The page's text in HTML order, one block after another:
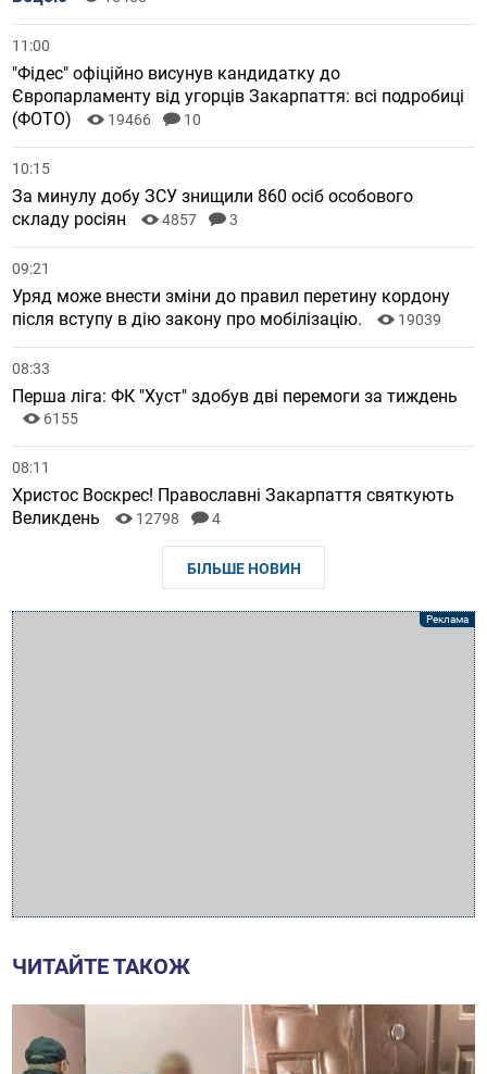
11:00
"Фідес" офіційно висунув кандидатку до
Європарламенту від угорців Закарпаття: всі подробиці
(ФОТО)
19466 10
10:15
За минулу добу ЗСУ знищили 860 осіб особового
складу росіян
4857 3
09:21
Уряд може внести зміни до правил перетину кордону
після вступу в дію закону про мобілізацію.
19039
08:33
Перша ліга: ФК "Хуст" здобув дві перемоги за тиждень
6155
08:11
Христос Воскрес! Православні Закарпаття святкують
Великдень
12798 4
БІЛЬШЕ НОВИН
ЧИТАЙТЕ ТАКОЖ